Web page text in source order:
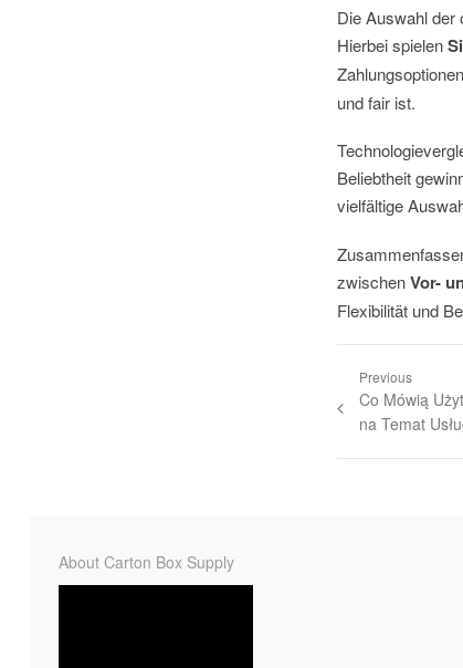
Die Auswahl der
Hierbei spielen
und fair ist.
Beliebtheit
vielfältige
zwischenVor-
Flexibilität und
Previous
Co Mówią
na Temat
About Carton Box Supply